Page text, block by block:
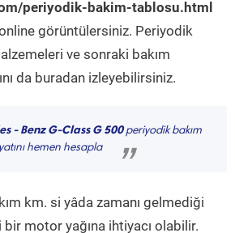
periyodik-bakim-tablosu.html
görüntülersiniz. Periyodik
ve sonraki bakım
da buradan izleyebilirsiniz.
- Benz G-Class G 500periyodik bakım
hemen hesapla
”
km. si yâda zamanı gelmediği
bir motor yağına ihtiyacı olabilir.